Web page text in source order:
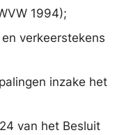
1994);
verkeerstekens
inzake het
van het Besluit